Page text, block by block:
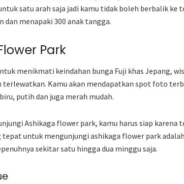
satu arah saja jadi kamu tidak boleh berbalik ke
menapaki 300 anak tangga.
Park
menikmati keindahan bunga Fuji khas Jepang,
Kamu akan mendapatkan spot foto
putih dan juga merah mudah.
Ashikaga flower park, kamu harus siap karena
tepat untuk mengunjungi ashikaga flower park
sekitar satu hingga dua minggu saja.